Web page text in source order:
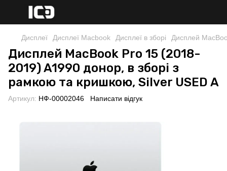
Дисплеї Дисплеї Macbook Дисплеї в зборі Дисплей
Дисплей MacBook Pro 15 (2018-
2019) A1990 донор, в зборі з
рамкою та кришкою, Silver USED A
Артикул: НФ-00002046 Написати відгук